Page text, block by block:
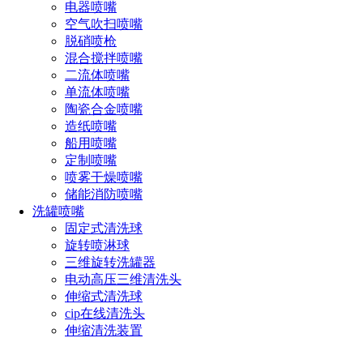
电器喷嘴
空气吹扫喷嘴
脱硝喷枪
混合搅拌喷嘴
二流体喷嘴
单流体喷嘴
陶瓷合金喷嘴
造纸喷嘴
船用喷嘴
定制喷嘴
喷雾干燥喷嘴
储能消防喷嘴
洗罐喷嘴
固定式清洗球
旋转喷淋球
三维旋转洗罐器
电动高压三维清洗头
伸缩式清洗球
cip在线清洗头
伸缩清洗装置
1、固定式清洗球：固定喷淋球通过大量的小孔喷射很多
水柱来清洗反应釜内壁。
2、旋转喷淋球：采用双排轴承，可任意方向安装，自清
洗自润滑设计，符合卫生级要求，独特的开口设计可实现360°
无死角清洗，特别是对喷淋杆自身及顶部也可清洗干净。
3、三维清洗喷嘴：中高压水射流三维旋转喷头由于内部
采用了多级行星减速，压力运行平稳，轴向和径向按设定轨迹
同时旋转，真正实现反应釜360°全覆盖清洗。